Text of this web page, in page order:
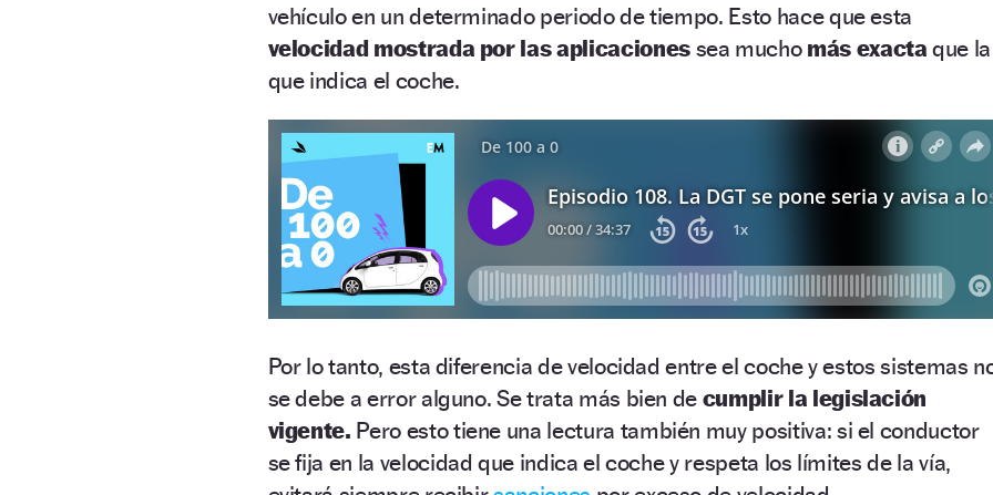
vehículo en un determinado periodo de tiempo. Esto hace que esta
velocidad mostrada por las aplicaciones sea mucho más exactaque la
que indica el coche.
Por lo tanto, esta diferencia de velocidad entre el coche y estos sistemas
se debe a error alguno. Se trata más bien de cumplir la legislación
vigente. Pero esto tiene una lectura también muy positiva: si el conductor
se fija en la velocidad que indica el coche y respeta los límites de la vía,